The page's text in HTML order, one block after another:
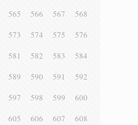
565 566 567
568
573 574 575
576
581 582 583
584
589 590 591
592
597 598 599
600
605 606 607
608